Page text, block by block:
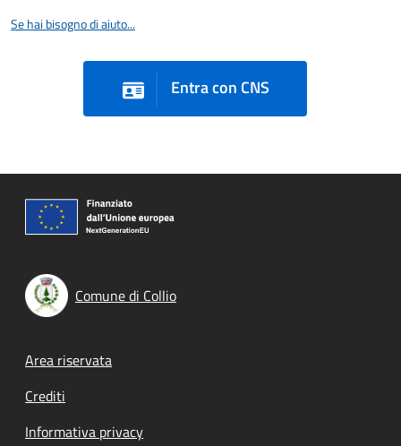
Se hai bisogno di aiuto...
Entra con CNS
Comune di Collio
Footer menu
Area riservata
Crediti
Informativa privacy